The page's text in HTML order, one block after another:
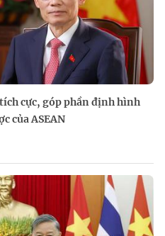
cực, góp phần định hình
của ASEAN